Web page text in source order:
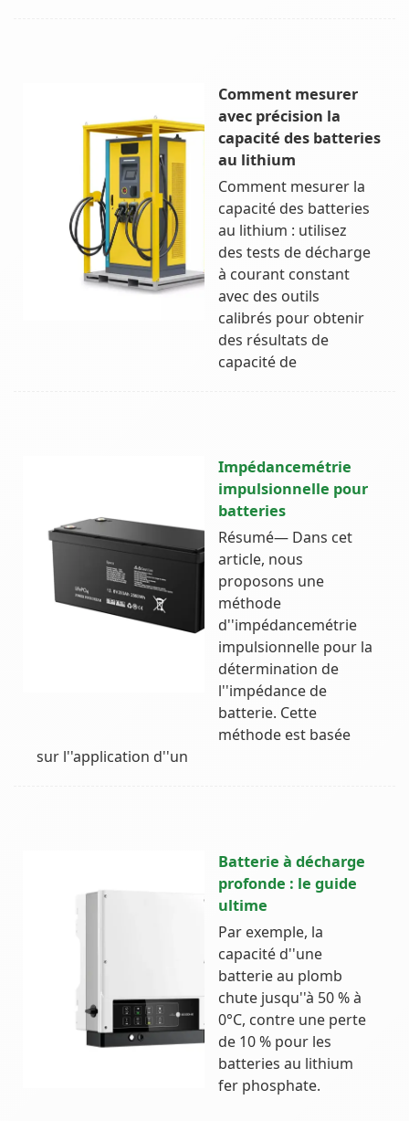
Comment mesurer
avec précision la
capacité des batteries
au lithium
Comment mesurer la
capacité des batteries
au lithium : utilisez
des tests de décharge
à courant constant
avec des outils
calibrés pour obtenir
des résultats de
capacité de
Impédancemétrie
impulsionnelle pour
batteries
Résumé— Dans cet
article, nous
proposons une
méthode
d''impédancemétrie
impulsionnelle pour la
détermination de
l''impédance de
batterie. Cette
méthode est basée
sur l''application d''un
Batterie à décharge
profonde : le guide
ultime
Par exemple, la
capacité d''une
batterie au plomb
chute jusqu''à 50 % à
0°C, contre une perte
de 10 % pour les
batteries au lithium
fer phosphate.